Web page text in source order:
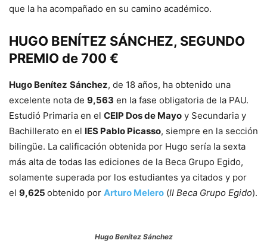
que la ha acompañado en su camino académico.
HUGO BENÍTEZ SÁNCHEZ, SEGUNDO
PREMIO de 700 €
Hugo Benítez Sánchez, de 18 años, ha obtenido una
excelente nota de 9,563 en la fase obligatoria de la PAU.
Estudió Primaria en el CEIP Dos de Mayo y Secundaria y
Bachillerato en el IES Pablo Picasso, siempre en la sección
bilingüe. La calificación obtenida por Hugo sería la sexta
más alta de todas las ediciones de la Beca Grupo Egido,
solamente superada por los estudiantes ya citados y por
el 9,625 obtenido por Arturo Melero (II Beca Grupo Egido).
Hugo Benítez Sánchez